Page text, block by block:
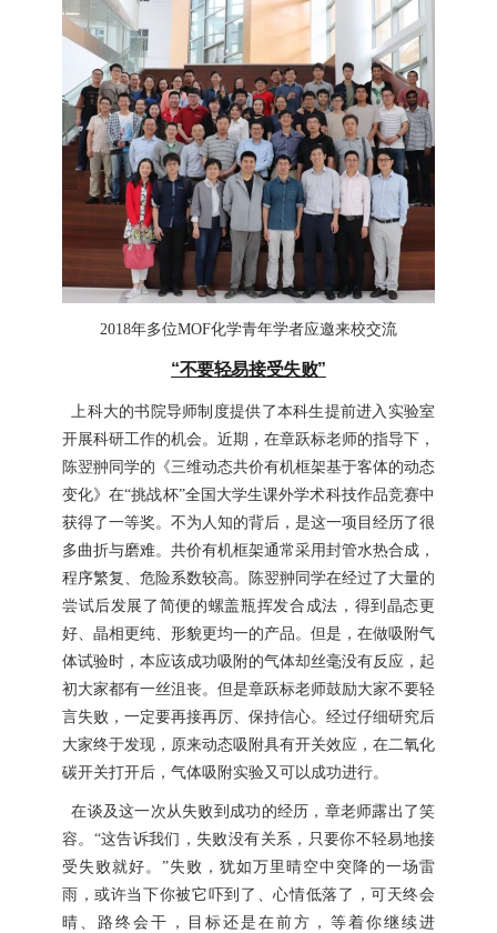
2018年多位MOF化学青年学者应邀来校交流
“不要轻易接受失败”
上科大的书院导师制度提供了本科生提前进入实验室
开展科研工作的机会。近期，在章跃标老师的指导下，
陈翌翀同学的《三维动态共价有机框架基于客体的动态
变化》在“挑战杯”全国大学生课外学术科技作品竞赛中
获得了一等奖。不为人知的背后，是这一项目经历了很
多曲折与磨难。共价有机框架通常采用封管水热合成，
程序繁复、危险系数较高。陈翌翀同学在经过了大量的
尝试后发展了简便的螺盖瓶挥发合成法，得到晶态更
好、晶相更纯、形貌更均一的产品。但是，在做吸附气
体试验时，本应该成功吸附的气体却丝毫没有反应，起
初大家都有一丝沮丧。但是章跃标老师鼓励大家不要轻
言失败，一定要再接再厉、保持信心。经过仔细研究后
大家终于发现，原来动态吸附具有开关效应，在二氧化
碳开关打开后，气体吸附实验又可以成功进行。
在谈及这一次从失败到成功的经历，章老师露出了笑
容。“这告诉我们，失败没有关系，只要你不轻易地接
受失败就好。”失败，犹如万里晴空中突降的一场雷
雨，或许当下你被它吓到了、心情低落了，可天终会
晴、路终会干，目标还是在前方，等着你继续进